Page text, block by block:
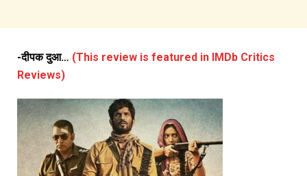
-दीपक दुआ… (This review is featured in IMDb Critics
Reviews)